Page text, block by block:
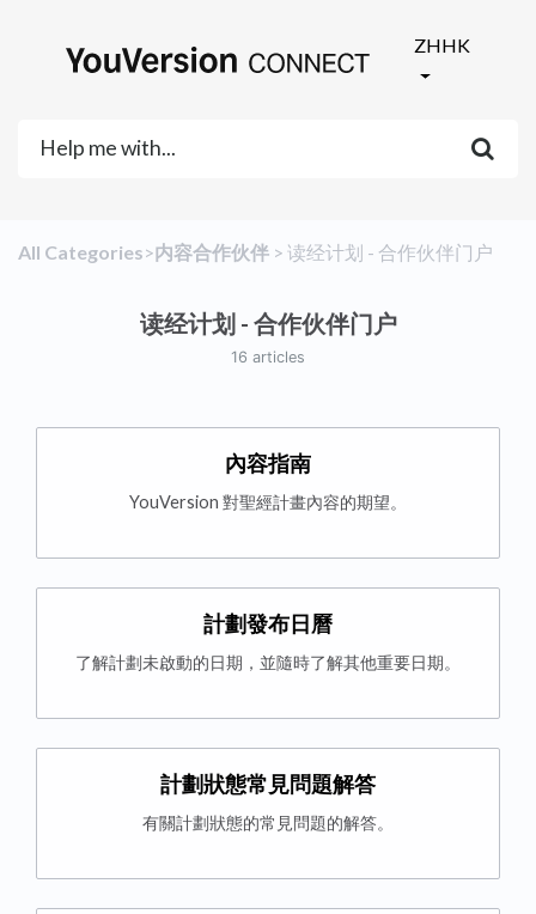
ZHHK
All Categories​>​​内容合作伙伴 ​ > ​ ​读经计划 - 合作伙伴门户
读经计划 - 合作伙伴门户
16 articles
內容指南
YouVersion 對聖經計畫內容的期望。
計劃發布日曆
了解計劃未啟動的日期，並隨時了解其他重要日期。
計劃狀態常見問題解答
有關計劃狀態的常見問題的解答。